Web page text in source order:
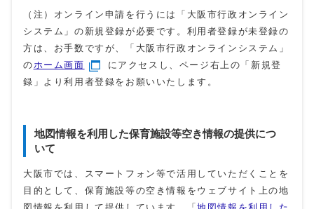
（注）オンライン申請を行うには「大阪市行政オンライン
システム」の新規登録が必要です。利用者登録が未登録の
方は、お手数ですが、「大阪市行政オンラインシステム」
のホーム画面
にアクセスし、ページ右上の「新規登
録」より利用者登録をお願いいたします。
地図情報を利用した保育施設等空き情報の提供につ
いて
大阪市では、スマートフォン等で活用していただくことを
目的として、保育施設等の空き情報をウェブサイト上の地